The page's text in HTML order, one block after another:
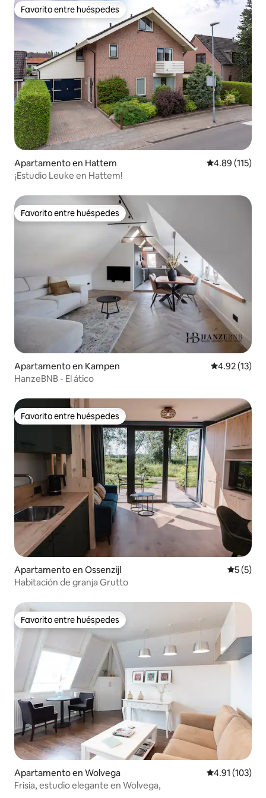
Favorito entre huéspedes
Favorito entre huéspedes
Apartamento en Hattem Calificación
4.89 (115)
¡Estudio Leuke en Hattem!
Favorito entre huéspedes
Favorito entre huéspedes
Apartamento en Kampen Calificación
4.92 (13)
HanzeBNB - El ático
Favorito entre huéspedes
Favorito entre huéspedes
Apartamento en Ossenzijl
5 (5)
Habitación de granja Grutto
Favorito entre huéspedes
Favorito entre huéspedes
Apartamento en Wolvega Calificación
4.91 (103)
Frisia, estudio elegante en Wolvega,